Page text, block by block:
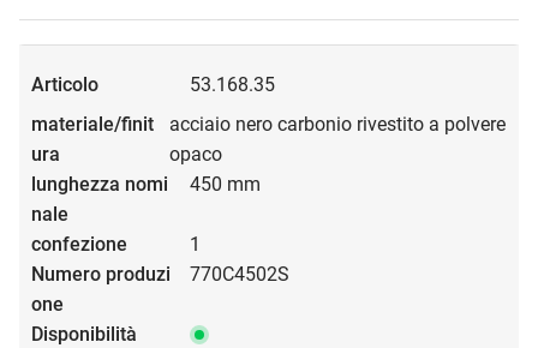
53.168.35
acciaio nero carbonio rivestito a polvere
opaco
450 mm
1
770C4502S